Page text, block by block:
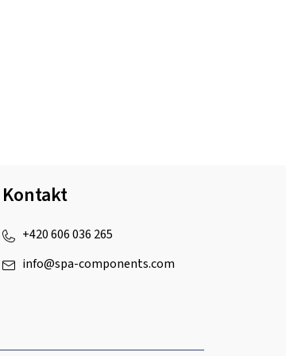
Kontakt
info@spa-components.com
+420 606 036 265